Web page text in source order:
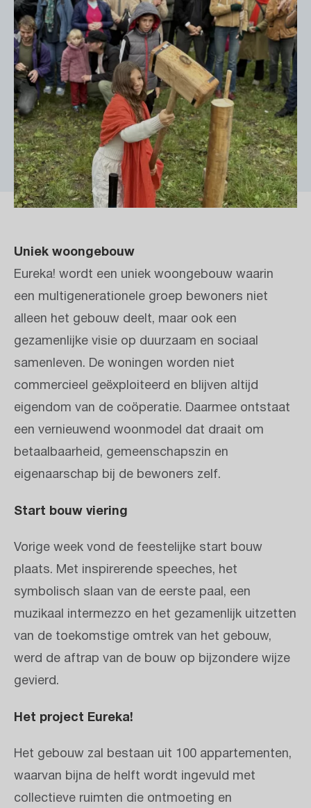
Uniek woongebouw
Eureka! wordt een uniek woongebouw waarin
een multigenerationele groep bewoners niet
alleen het gebouw deelt, maar ook een
gezamenlijke visie op duurzaam en sociaal
samenleven. De woningen worden niet
commercieel geëxploiteerd en blijven altijd
eigendom van de coöperatie. Daarmee ontstaat
een vernieuwend woonmodel dat draait om
betaalbaarheid, gemeenschapszin en
eigenaarschap bij de bewoners zelf.
Start bouw viering
Vorige week vond de feestelijke start bouw
plaats. Met inspirerende speeches, het
symbolisch slaan van de eerste paal, een
muzikaal intermezzo en het gezamenlijk uitzetten
van de toekomstige omtrek van het gebouw,
werd de aftrap van de bouw op bijzondere wijze
gevierd.
Het project Eureka!
Het gebouw zal bestaan uit 100 appartementen,
waarvan bijna de helft wordt ingevuld met
collectieve ruimten die ontmoeting en